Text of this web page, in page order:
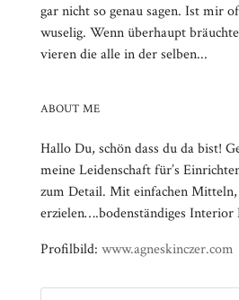
gar nicht so genau sagen. Ist mir
wuselig. Wenn überhaupt
vieren die alle in der selben...
ABOUT ME
Hallo Du, schön dass du da bist!
meine Leidenschaft für’s
zum Detail. Mit einfachen
erzielen….bodenständiges Interior
Profilbild: www.agneskinczer.com